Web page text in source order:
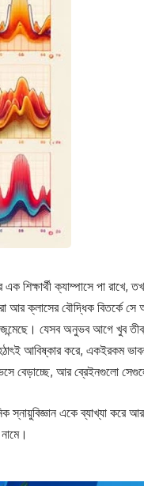
এক শিক্ষার্থী ক্যাম্পাসে পা
ক্লাসের বৌদ্ধিক বিতর্কে সে
যেসব অনুভব আগে খুব
আবিষ্কার করে, একইরকম
বেড়াচ্ছে, আর ব্রেইনগুলো
স্নায়ুবিজ্ঞান একে ব্যাখ্যা করে
নামে।